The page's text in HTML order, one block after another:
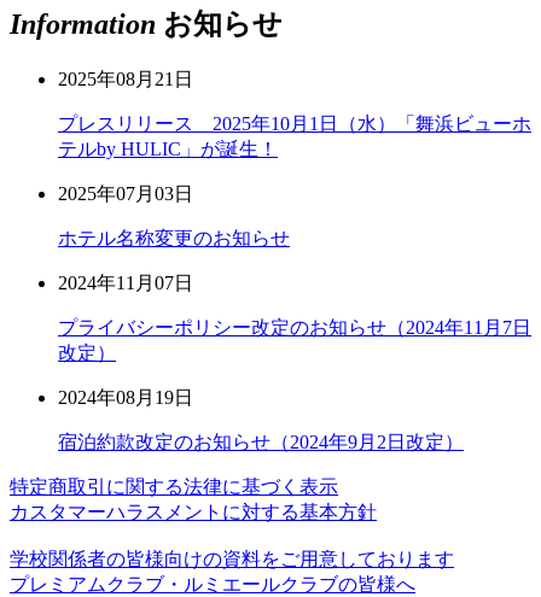
Information お知らせ
2025年08月21日
プレスリリース 2025年10月1日（水）「舞浜ビューホ
テルby HULIC」が誕生！
2025年07月03日
ホテル名称変更のお知らせ
2024年11月07日
プライバシーポリシー改定のお知らせ（2024年11月7日
改定）
2024年08月19日
宿泊約款改定のお知らせ（2024年9月2日改定）
特定商取引に関する法律に基づく表示
カスタマーハラスメントに対する基本方針
学校関係者の皆様向けの資料をご用意しております
プレミアムクラブ・ルミエールクラブの皆様へ